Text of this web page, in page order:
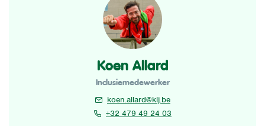
Koen Allard
Inclusiemedewerker
koen.allard@klj.be
+32 479 49 24 03